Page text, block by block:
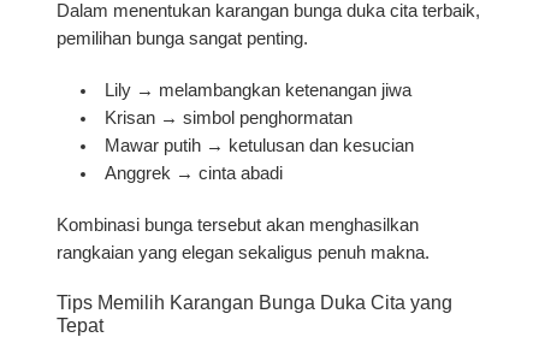
Dalam menentukan karangan bunga duka cita terbaik,
pemilihan bunga sangat penting.
Lily→ melambangkan ketenangan jiwa
Krisan→ simbol penghormatan
Mawar putih→ ketulusan dan kesucian
Anggrek→ cinta abadi
Kombinasi bunga tersebut akan menghasilkan
rangkaian yang elegan sekaligus penuh makna.
Tips Memilih Karangan Bunga Duka Cita yang
Tepat